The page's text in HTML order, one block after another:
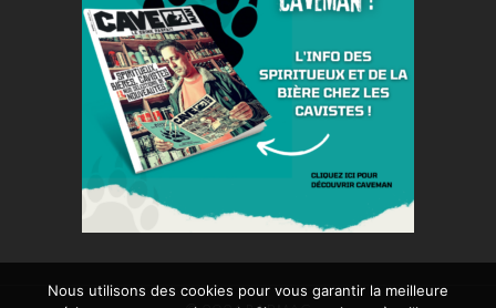
Nous utilisons des cookies pour vous garantir la meilleure